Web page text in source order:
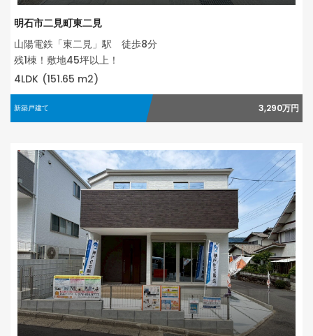
明石市二見町東二見
山陽電鉄「東二見」駅 徒歩8分
残1棟！敷地45坪以上！
4LDK (151.65 m2)
新築戸建て 3,290万円